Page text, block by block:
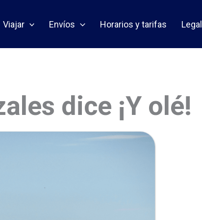
Viajar Envíos Horarios y tarifas Legal
dice ¡Y olé!